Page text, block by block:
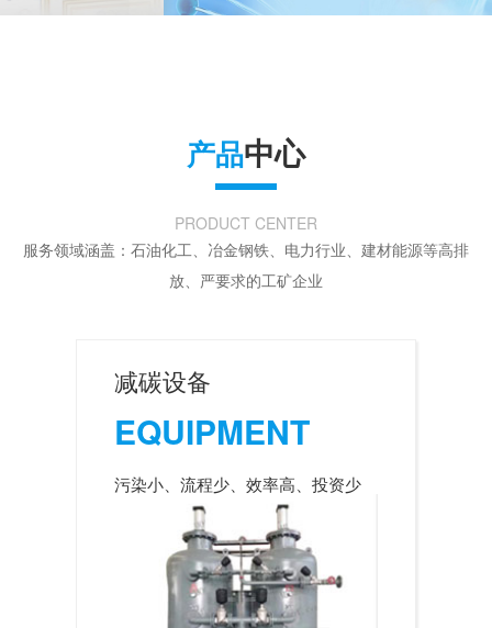
产品中心
PRODUCT CENTER
服务领域涵盖：石油化工、冶金钢铁、电力行业、建材能源等高排
放、严要求的工矿企业
减碳设备
EQUIPMENT
污染小、流程少、效率高、投资少